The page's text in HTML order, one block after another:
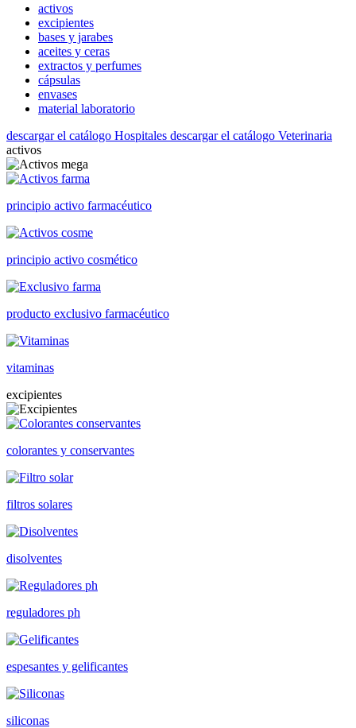
activos
excipientes
bases y jarabes
aceites y ceras
extractos y perfumes
cápsulas
envases
material laboratorio
descargar el catálogo Hospitales descargar el catálogo Veterinaria
activos
principio activo farmacéutico
principio activo cosmético
producto exclusivo farmacéutico
vitaminas
excipientes
colorantes y conservantes
filtros solares
disolventes
reguladores ph
espesantes y gelificantes
siliconas